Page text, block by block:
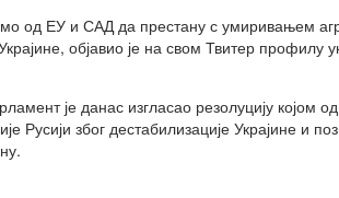
од ЕУ и САД да престану с умиривањем
објавио је на свом Твитер профилу
је данас изгласао резолуцију којом
Русији због дестабилизације Украјине и